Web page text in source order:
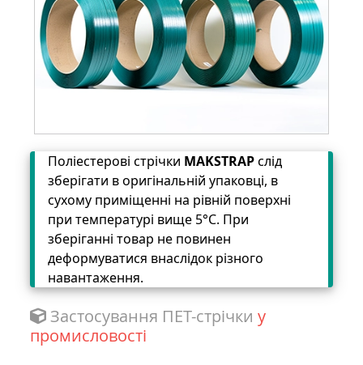
Поліестерові стрічки MAKSTRAPслід
зберігати в оригінальній упаковці, в
сухому приміщенні на рівній поверхні
при температурі вище 5°C. При
зберіганні товар не повинен
деформуватися внаслідок різного
навантаження.
Застосування ПЕТ-стрічки у
промисловості